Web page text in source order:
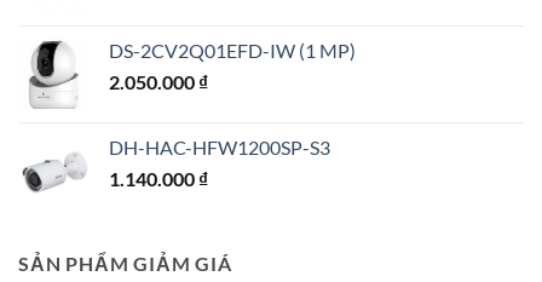
DS-2CV2Q01EFD-IW (1 MP)
2.050.000 ₫
DH-HAC-HFW1200SP-S3
1.140.000 ₫
SẢN PHẨM GIẢM GIÁ